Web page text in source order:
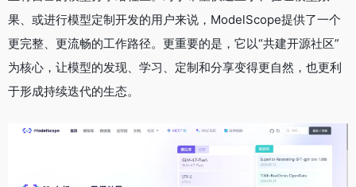
果、或进行模型定制开发的用户来说，ModelScope提供了一个
更完整、更流畅的工作路径。更重要的是，它以“共建开源社区”
为核心，让模型的发现、学习、定制和分享变得更自然，也更利
于形成持续迭代的生态。